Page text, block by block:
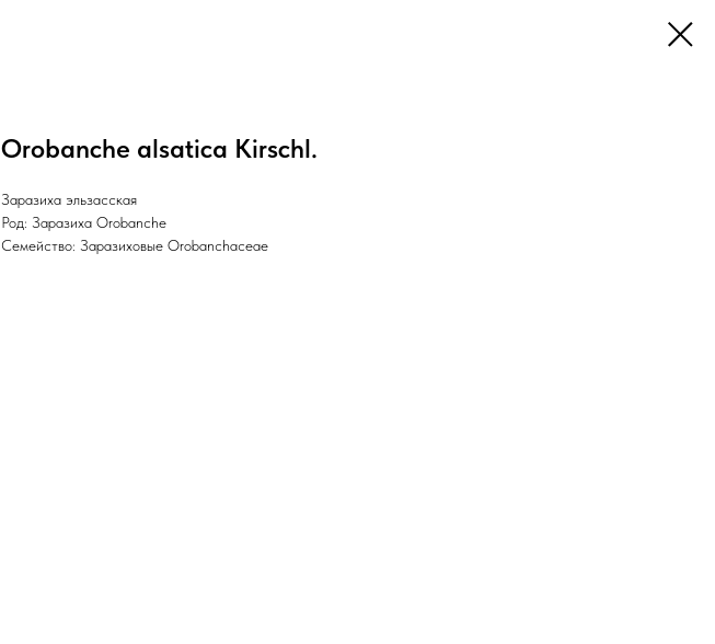
Orobanche alsatica Kirschl.
Заразиха эльзасская
Род: Заразиха Orobanche
Семейство: Заразиховые Orobanchaceae